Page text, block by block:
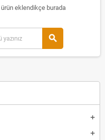
eklendikçe burada
search